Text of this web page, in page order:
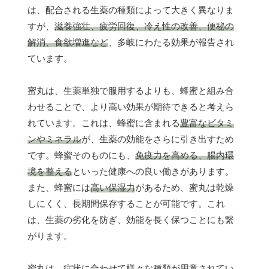
は、配合される生薬の種類によって大きく異なりま
すが、 滋養強壮、疲労回復、冷え性の改善、便秘の
解消、食欲増進など 、多岐にわたる効果が報告され
ています。
蜜丸は、生薬単独で服用するよりも、蜂蜜と組み合
わせることで、より高い効果が期待できると考えら
れています。これは、蜂蜜に含まれる豊富なビタミ
ンやミネラルが、生薬の効能をさらに引き出すため
です。蜂蜜そのものにも、 免疫力を高める、腸内環
境を整えるといった健康への良い働きがあります。
また、蜂蜜には高い保湿力があるため、蜜丸は乾燥
しにくく、長期間保存することが可能です。これ
は、生薬の劣化を防ぎ、効能を長く保つことにも繋
がります。